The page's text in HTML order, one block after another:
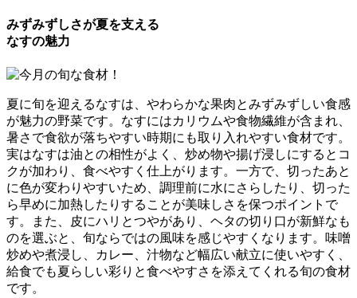
みずみずしさが夏を支える
なすの魅力
夏に旬を迎えるなすは、やわらかな果肉とみずみずしい食感
が魅力の野菜です。なすにはカリウムや食物繊維が含まれ、
暑さで食欲が落ちやすい時期にも取り入れやすい食材です。
実はなすは油との相性がよく、炒め物や揚げ浸しにするとコ
クが加わり、食べやすく仕上がります。一方で、切ったあと
に色が変わりやすいため、調理前に水にさらしたり、切った
ら早めに加熱したりすることが美味しさを保つポイントで
す。また、皮にハリとつやがあり、ヘタの切り口が新鮮なも
のを選ぶと、旬ならではの風味を感じやすくなります。味噌
炒めや煮浸し、カレー、汁物など幅広い献立に使いやすく、
給食でも夏らしい彩りと食べやすさを添えてくれる旬の食材
です。